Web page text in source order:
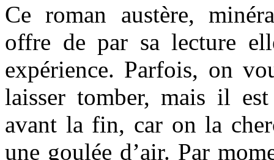
Ce roman austère,
offre de par sa lecture
expérience. Parfois, on
laisser tomber, mais il
avant la fin, car on la
une goulée d’air. Par